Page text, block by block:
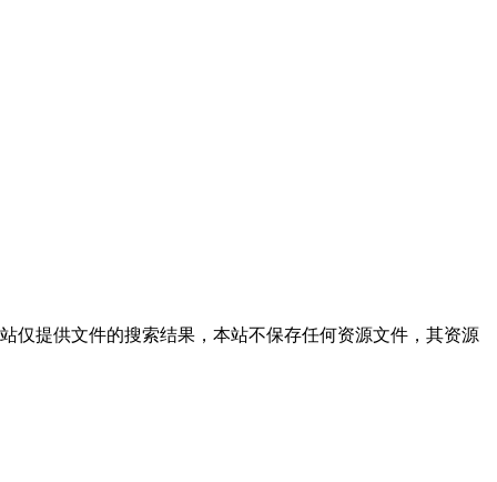
仅提供文件的搜索结果，本站不保存任何资源文件，其资源